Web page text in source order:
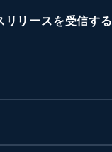
リリースを受信する